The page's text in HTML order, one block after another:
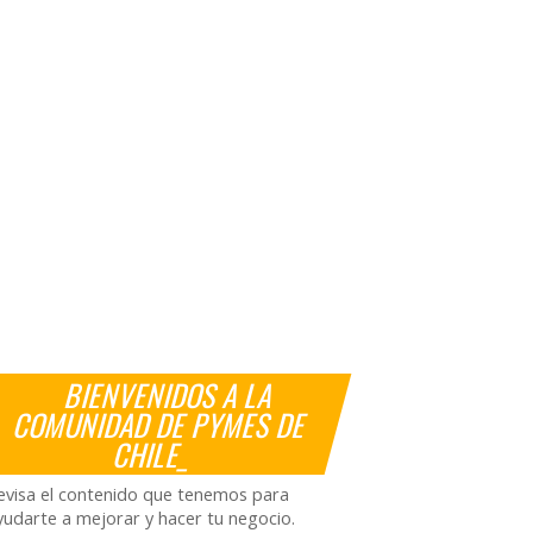
BIENVENIDOS A LA
COMUNIDAD DE PYMES DE
CHILE_
el contenido que tenemos para
a mejorar y hacer tu negocio.